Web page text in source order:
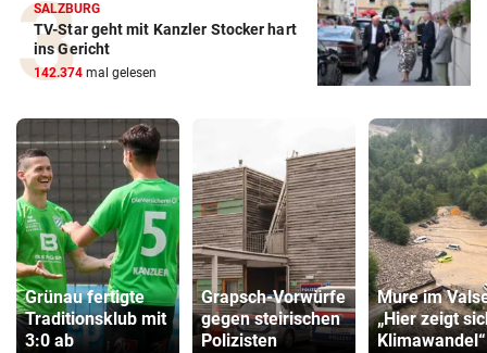
SALZBURG
TV-Star geht mit Kanzler Stocker hart
ins Gericht
142.374 mal gelesen
Grünau fertigte
Traditionsklub mit
3:0 ab
Grapsch-Vorwürfe
gegen steirischen
Polizisten
Mure im
„Hier zeigt
Klimawandel“